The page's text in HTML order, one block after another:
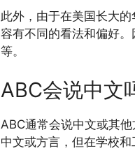
此外，由于在美国长大
容有不同的看法和偏好
等。
ABC会说中文
ABC通常会说中文或其
中文或方言，但在学校和